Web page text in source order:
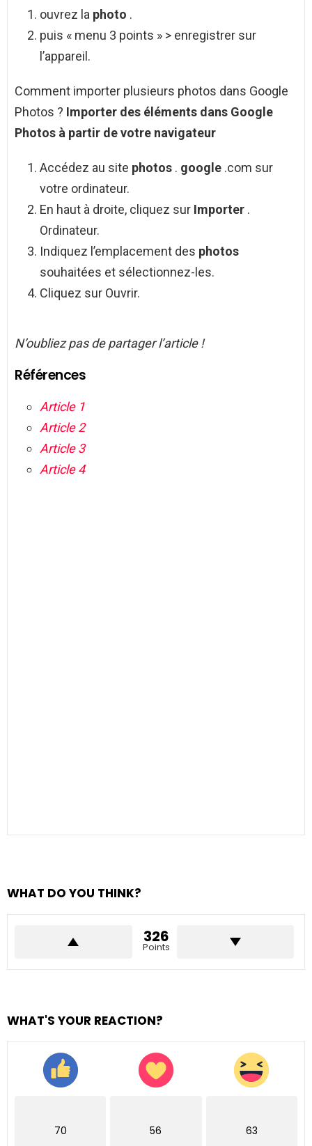
ouvrez la photo .
puis « menu 3 points » > enregistrer sur
l’appareil.
Comment importer plusieurs photos dans Google
Photos ? Importer des éléments dans Google
Photos à partir de votre navigateur
Accédez au site photos . google .com sur
votre ordinateur.
En haut à droite, cliquez sur Importer .
Ordinateur.
Indiquez l’emplacement des photos
souhaitées et sélectionnez-les.
Cliquez sur Ouvrir.
N’oubliez pas de partager l’article !
Références
Article 1
Article 2
Article 3
Article 4
WHAT DO YOU THINK?
326
Points
WHAT'S YOUR REACTION?
70 56 63